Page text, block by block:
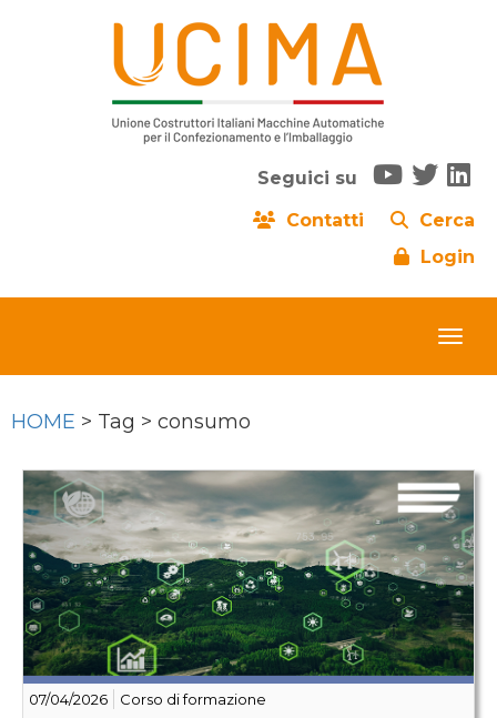
Seguici su
Contatti
Cerca
Login
HOME > Tag > consumo
07/04/2026 Corso di formazione